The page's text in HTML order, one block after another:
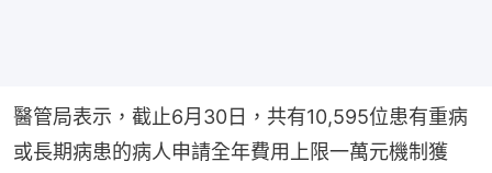
醫管局表示，截止6月30日，共有10,595位患有重病
或長期病患的病人申請全年費用上限一萬元機制獲